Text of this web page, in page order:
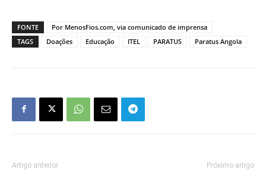
FONTE
Por MenosFios.com, via comunicado de imprensa
TAGS
Doações Educação ITEL PARATUS Paratus Angola
Artigo anterior Próximo artigo